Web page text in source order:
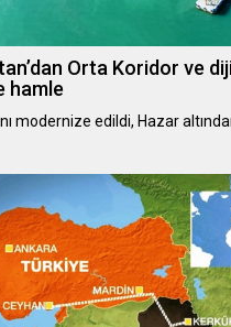
Orta Koridor ve
hamle
modernize edildi, Hazar